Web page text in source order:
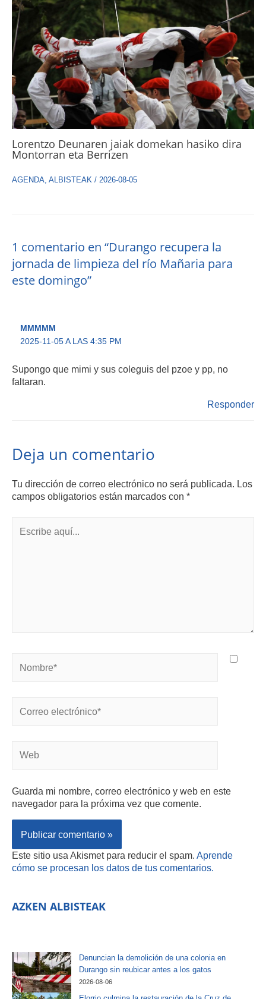
Lorentzo Deunaren jaiak domekan hasiko dira
Montorran eta Berrizen
AGENDA ALBISTEAK / 2026-08-05
1 comentario en “Durango recupera la
jornada de limpieza del río Mañaria para
este domingo”
MMMMM
2025-11-05 A LAS 4:35 PM
Supongo que mimi y sus coleguis del pzoe y pp, no
faltaran.
Responder
Deja un comentario
Tu dirección de correo electrónico no será publicada. Los
campos obligatorios están marcados con *
Guarda mi nombre, correo electrónico y web en este
navegador para la próxima vez que comente.
Este sitio usa Akismet para reducir el spam. Aprende
cómo se procesan los datos de tus comentarios.
AZKEN ALBISTEAK
Denuncian la demolición de una colonia en
Durango sin reubicar antes a los gatos
2026-08-06